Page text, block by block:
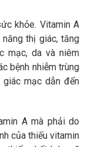
khỏe. Vitamin A
thị giác, tăng
mạc, da và niêm
bệnh nhiễm trùng
mạc dẫn đến
A mà phải do
của thiếu vitamin